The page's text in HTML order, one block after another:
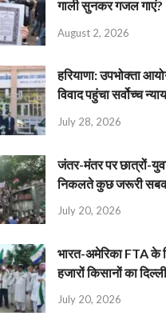
गाली सुनकर गजल गाएं?
August 2, 2026
हरियाणा: उपभोक्ता
विवाद पहुंचा सर्वोच्च
July 28, 2026
जंतर-मंतर पर छात्रों-
निकलते कुछ जरूरी
July 20, 2026
भारत-अमेरिका FTA के
हजारों किसानों का
July 20, 2026